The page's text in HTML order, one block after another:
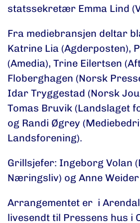
statssekretær Emma Lind
Fra mediebransjen deltar
Katrine Lia (Agderposten),
(Amedia), Trine Eilertsen
Floberghagen (Norsk
Idar Tryggestad (Norsk
Tomas Bruvik (Landslaget
og Randi Øgrey
Landsforening).
Grillsjefer: Ingeborg Volan
Næringsliv) og Anne Weider
Arrangementet er i
livesendt til Pressens hus i